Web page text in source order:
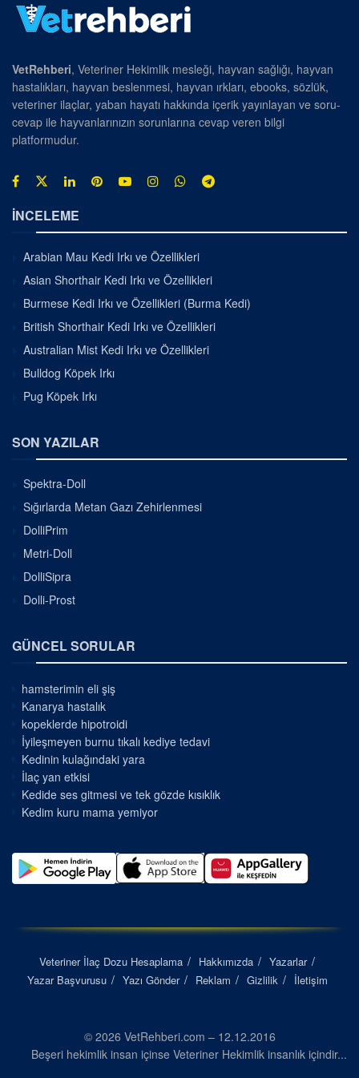
VetRehberi, Veteriner Hekimlik mesleği, hayvan sağlığı, hayvan
hastalıkları, hayvan beslenmesi, hayvan ırkları, ebooks, sözlük,
veteriner ilaçlar, yaban hayatı hakkında içerik yayınlayan ve soru-
cevap ile hayvanlarınızın sorunlarına cevap veren bilgi
platformudur.
İNCELEME
Arabian Mau Kedi Irkı ve Özellikleri
Asian Shorthair Kedi Irkı ve Özellikleri
Burmese Kedi Irkı ve Özellikleri (Burma Kedi)
British Shorthair Kedi Irkı ve Özellikleri
Australian Mist Kedi Irkı ve Özellikleri
Bulldog Köpek Irkı
Pug Köpek Irkı
SON YAZILAR
Spektra-Doll
Sığırlarda Metan Gazı Zehirlenmesi
DolliPrim
Metri-Doll
DolliSipra
Dolli-Prost
GÜNCEL SORULAR
hamsterimin eli şiş
Kanarya hastalık
kopeklerde hipotroidi
İyileşmeyen burnu tıkalı kediye tedavi
Kedinin kulağındaki yara
İlaç yan etkisi
Kedide ses gitmesi ve tek gözde kısıklık
Kedim kuru mama yemiyor
Veteriner İlaç Dozu Hesaplama Hakkımızda
Yazarlar
Yazar Başvurusu
Yazı Gönder Reklam Gizlilik İletişim
© 2026 VetRehberi.com – 12.12.2016
Beşeri hekimlik insan içinse Veteriner Hekimlik insanlık içindir...